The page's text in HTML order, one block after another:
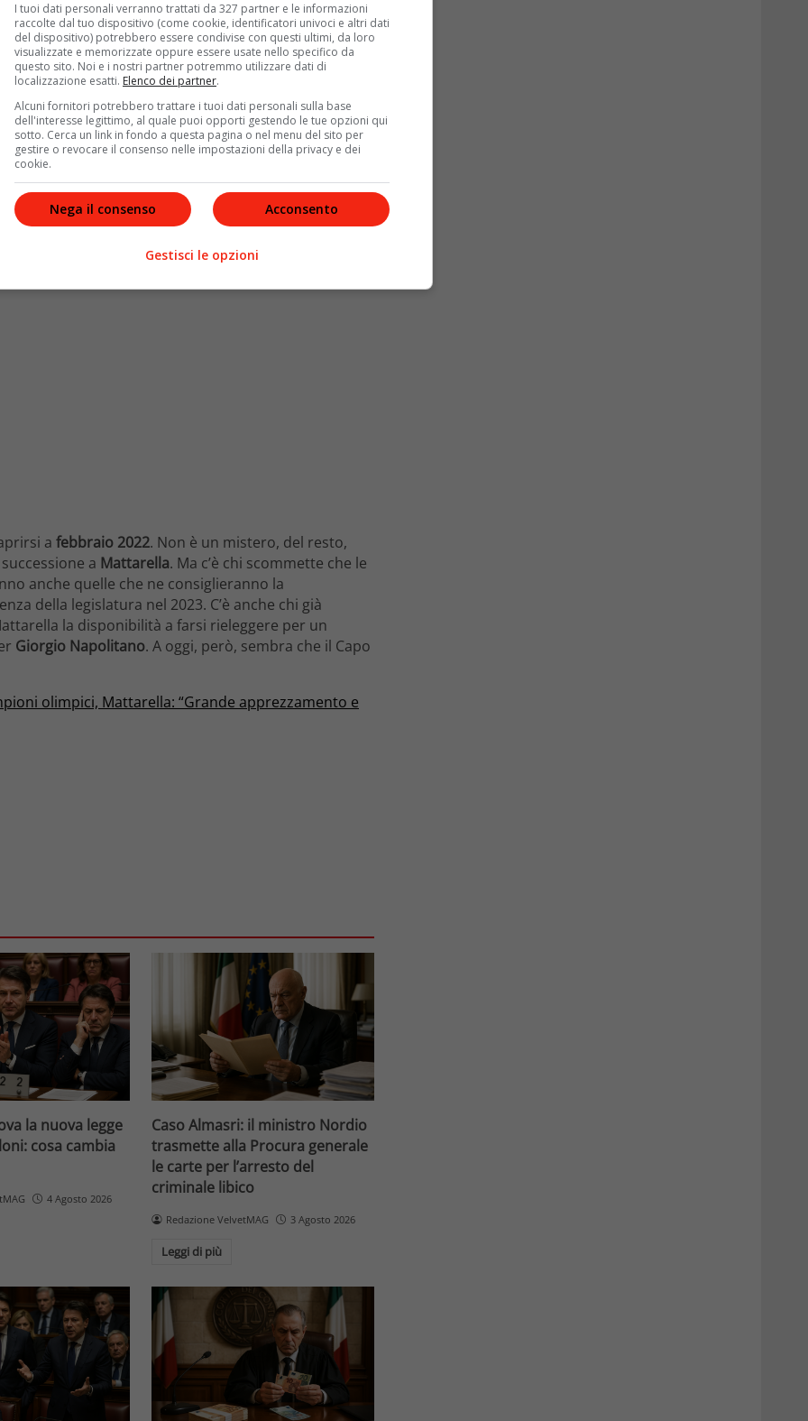
dalla loro parte. Messa infatti al riparo la riforma
maggioranza, il largo sostegno di cui gode
la missione delPiano Nazionale di Ripresa e
inviolabile. Chi si assumerebbe la responsabilità di
– dal Presidente Mattarella in nome dell’unità
sempre tempestose della politica italiana dovrebbe
sceglieranno il nuovo inquilino del Quirinale.
a febbraio 2022. Non è un mistero, del resto,
a Mattarella. Ma c’è chi scommette che le
anche quelle che ne consiglieranno la
della legislatura nel 2023. C’è anche chi già
la disponibilità a farsi rieleggere per un
Giorgio Napolitano. A oggi, però, sembra che il Capo
olimpici, Mattarella: “Grande apprezzamento e
la nuova legge
cosa cambia
4 Agosto 2026
Caso Almasri: il ministro Nordio
trasmette alla Procura generale
le carte per l’arresto del
criminale libico
Redazione VelvetMAG 3 Agosto 2026
Leggi di più
I tuoi dati personali verranno trattati da 327 partner e le informazioni
raccolte dal tuo dispositivo (come cookie, identificatori univoci e altri dati
del dispositivo) potrebbero essere condivise con questi ultimi, da loro
visualizzate e memorizzate oppure essere usate nello specifico da
questo sito. Noi e i nostri partner potremmo utilizzare dati di
localizzazione esatti. Elenco dei partner.
Alcuni fornitori potrebbero trattare i tuoi dati personali sulla base
dell'interesse legittimo, al quale puoi opporti gestendo le tue opzioni qui
sotto. Cerca un link in fondo a questa pagina o nel menu del sito per
gestire o revocare il consenso nelle impostazioni della privacy e dei
cookie.
Acconsento
Nega il consenso
Gestisci le opzioni